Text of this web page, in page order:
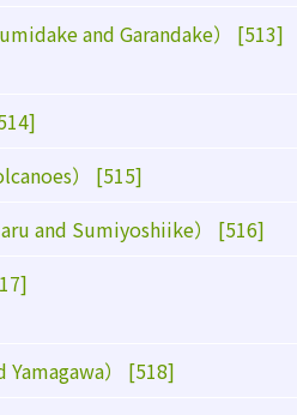
and Garandake） [513]
） [515]
and Sumiyoshiike） [516]
Yamagawa） [518]